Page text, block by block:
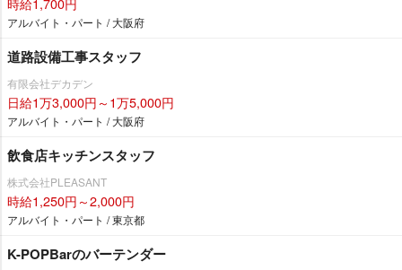
アルバイト・パート / 大阪府
道路設備工事スタッフ
有限会社デカデン
日給1万3,000円～1万5,000円
アルバイト・パート / 大阪府
飲食店キッチンスタッフ
株式会社PLEASANT
時給1,250円～2,000円
アルバイト・パート / 東京都
K-POPBarのバーテンダー